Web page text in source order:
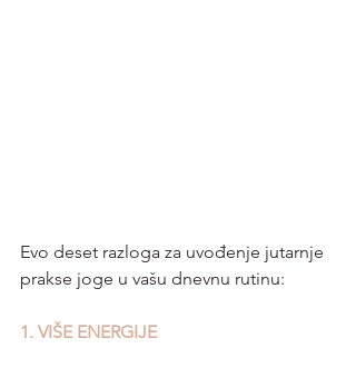
Evo deset razloga za uvođenje jutarnje
prakse joge u vašu dnevnu rutinu:
1. VIŠE ENERGIJE